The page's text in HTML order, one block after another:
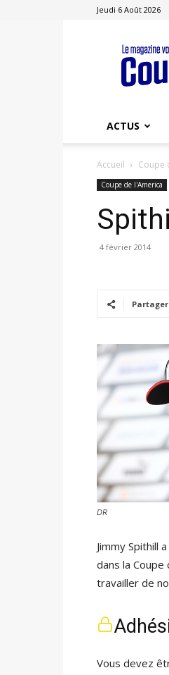
Jeudi 6 Août 2026
ACTUS
Accueil Coupe
Coupe de l'America
4 février 2014
Partager
DR
Jimmy Spithill
dans la Coupe
travailler de
Vous devez